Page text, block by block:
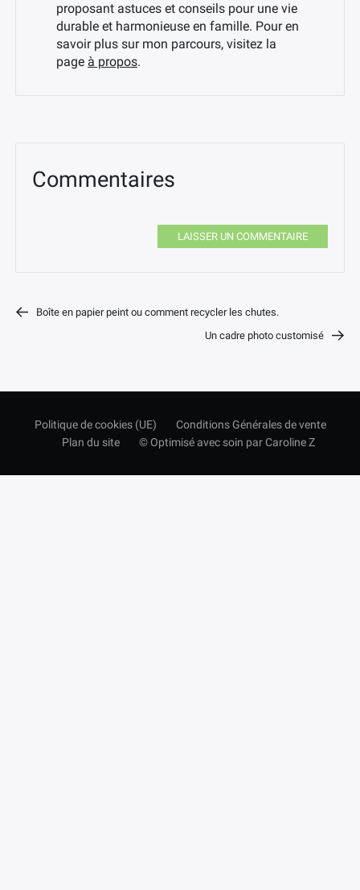
proposant astuces et conseils pour une vie
durable et harmonieuse en famille. Pour en
savoir plus sur mon parcours, visitez la
page à propos.
Commentaires
LAISSER UN COMMENTAIRE
Boîte en papier peint ou comment recycler les chutes.
Un cadre photo customisé
Politique de cookies (UE)
Conditions Générales de vente
Plan du site
© Optimisé avec soin par Caroline Z